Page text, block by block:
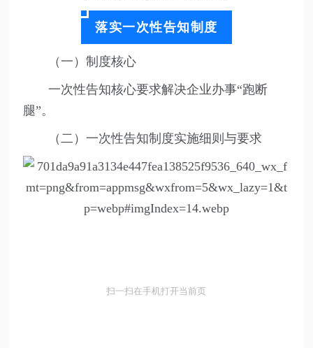
落实一次性告知制度
（一）制度核心
一次性告知核心要求解决企业办事“跑断
腿”。
（二）一次性告知制度实施细则与要求
扫一扫在手机打开当前页